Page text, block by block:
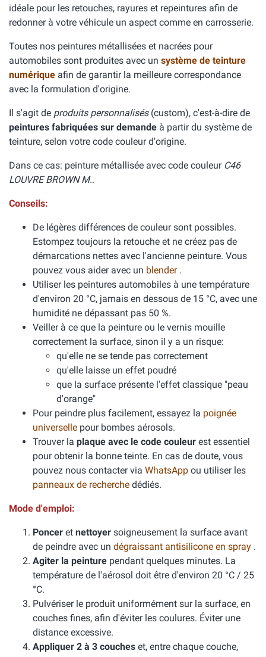
idéale pour les retouches, rayures et repeintures afin de
redonner à votre véhicule un aspect comme en carrosserie.
Toutes nos peintures métallisées et nacrées pour
automobiles sont produites avec un système de teinture
numérique afin de garantir la meilleure correspondance
avec la formulation d'origine.
Il s'agit de produits personnalisés(custom), c'est-à-dire de
peintures fabriquées sur demande à partir du système de
teinture, selon votre code couleur d'origine.
Dans ce cas: peinture métallisée avec code couleur C46
LOUVRE BROWN M..
Conseils:
De légères différences de couleur sont possibles.
Estompez toujours la retouche et ne créez pas de
démarcations nettes avec l'ancienne peinture. Vous
pouvez vous aider avec un blender .
Utiliser les peintures automobiles à une température
d'environ 20 °C, jamais en dessous de 15 °C, avec une
humidité ne dépassant pas 50 %.
Veiller à ce que la peinture ou le vernis mouille
correctement la surface, sinon il y a un risque:
qu'elle ne se tende pas correctement
qu'elle laisse un effet poudré
que la surface présente l'effet classique "peau
d'orange"
Pour peindre plus facilement, essayez la poignée
universelle pour bombes aérosols.
Trouver la plaque avec le code couleur est essentiel
pour obtenir la bonne teinte. En cas de doute, vous
pouvez nous contacter via WhatsApp ou utiliser les
panneaux de recherche dédiés.
Mode d'emploi:
Poncer et nettoyer soigneusement la surface avant
de peindre avec un dégraissant antisilicone en spray .
Agiter la peinture pendant quelques minutes. La
température de l'aérosol doit être d'environ 20 °C / 25
°C.
Pulvériser le produit uniformément sur la surface, en
couches fines, afin d'éviter les coulures. Éviter une
distance excessive.
Appliquer 2 à 3 couches et, entre chaque couche,